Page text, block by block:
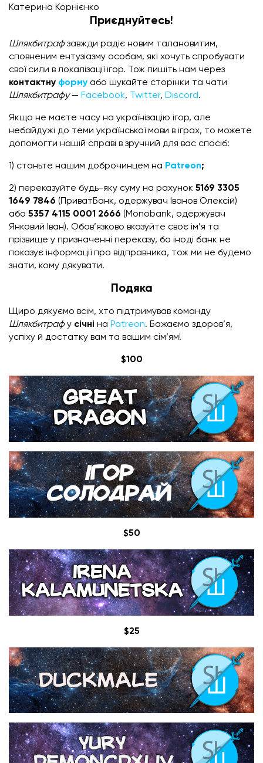
Катерина Корнієнко
Приєднуйтесь!
Шлякбитрафзавжди радіє новим талановитим,
сповненим ентузіазму особам, які хочуть спробувати
свої сили в локалізації ігор. Тож пишіть нам через
контактну форму або шукайте сторінки та чати
Шлякбитрафу— Facebook, Twitter, Discord.
Якщо не маєте часу на українізацію ігор, але
небайдужі до теми української мови в іграх, то можете
допомогти нашій справі в зручний для вас спосіб:
1) станьте нашим доброчинцем на Patreon;
2) переказуйте будь-яку суму на рахунок 5169 3305
1649 7846 (ПриватБанк, одержувач Іванов Олексій)
або 5357 4115 0001 2666 (Monobank, одержувач
Янковий Іван). Обов’язково вказуйте своє ім’я та
прізвище у призначенні переказу, бо іноді банк не
показує інформації про відправника, тож ми не будемо
знати, кому дякувати.
Подяка
Щиро дякуємо всім, хто підтримував команду
Шлякбитрафу січні на Patreon. Бажаємо здоров’я,
успіху й достатку вам та вашим сім’ям!
$100
$50
$25